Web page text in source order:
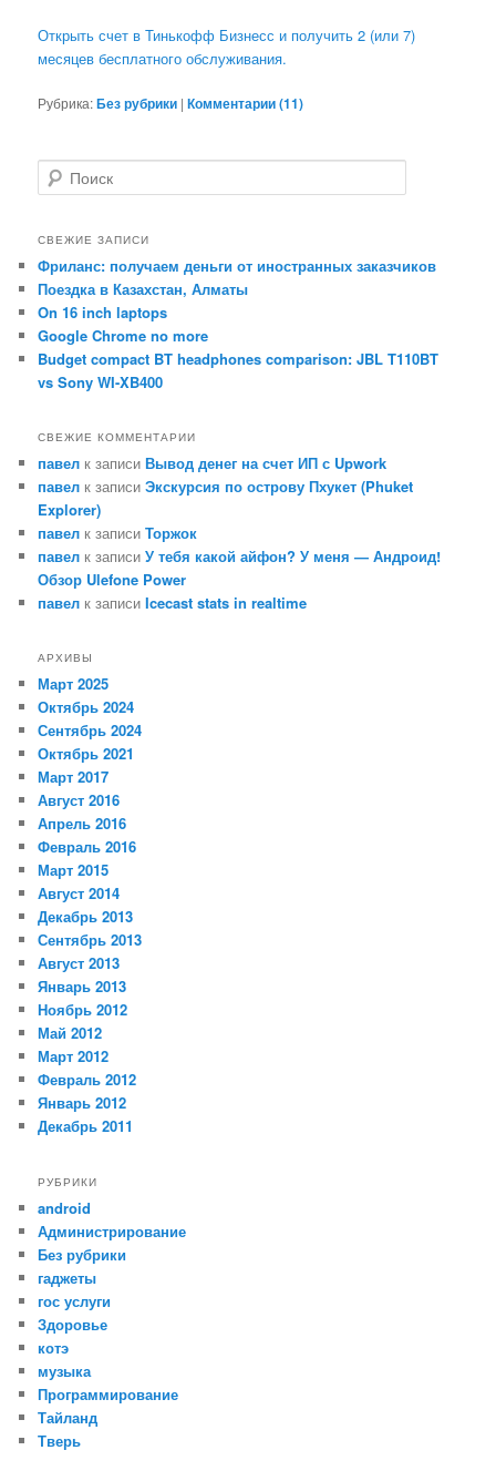
Открыть счет в Тинькофф Бизнесс и получить 2 (или 7)
месяцев бесплатного обслуживания.
Рубрика:Без рубрики |Комментарии (11)
о
с
СВЕЖИЕ ЗАПИСИ
Фриланс: получаем деньги от иностранных заказчиков
Поездка в Казахстан, Алматы
On 16 inch laptops
Google Chrome no more
Budget compact BT headphones comparison: JBL T110BT
vs Sony WI-XB400
СВЕЖИЕ КОММЕНТАРИИ
павел к записиВывод денег на счет ИП с Upwork
павел к записиЭкскурсия по острову Пхукет (Phuket
Explorer)
павел к записиТоржок
павел к записиУ тебя какой айфон? У меня — Андроид!
Обзор Ulefone Power
павел к записиIcecast stats in realtime
АРХИВЫ
Март 2025
Октябрь 2024
Сентябрь 2024
Октябрь 2021
Март 2017
Август 2016
Апрель 2016
Февраль 2016
Март 2015
Август 2014
Декабрь 2013
Сентябрь 2013
Август 2013
Январь 2013
Ноябрь 2012
Май 2012
Март 2012
Февраль 2012
Январь 2012
Декабрь 2011
РУБРИКИ
android
Администрирование
Без рубрики
гаджеты
гос услуги
Здоровье
котэ
музыка
Программирование
Тайланд
Тверь